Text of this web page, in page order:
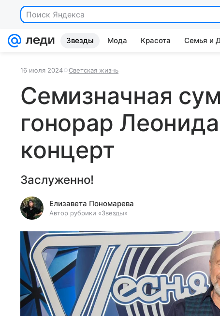
Поиск Яндекса
Звезды Мода Красота Семья и
16 июля 2024 Светская жизнь
Семизначная
гонорар
концерт
Заслуженно!
Елизавета Пономарева
Автор рубрики «Звезды»